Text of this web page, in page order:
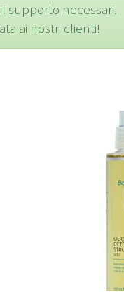
supporto necessari.
ai nostri clienti!